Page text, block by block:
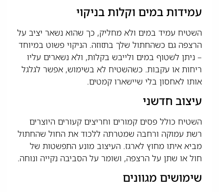
עמידות במים וקלות בניקוי
השטיח עמיד במים ולא מחליק, כך שהוא נשאר יציב על
הרצפה גם כשהחתול שלך בתזוזה. הניקוי פשוט במיוחד
– ניתן לשטוף במים ולייבש בקלות, ולא נשארים עליו
ריחות או עקבות. כשהשטיח לא בשימוש, אפשר לגלגל
אותו לאחסון בלי שיישארו קמטים.
עיצוב חדשני
השטיח כולל פסים קמורים וחריצים קעורים היוצרים
רשת עמוקה ורחבה שמטרתה ללכוד את החול שהחתול
מביא איתו מחוץ לארגז. העיצוב מונע התפשטות של
חול או שתן על הרצפה, ושומר על הסביבה נקייה ונוחה.
שימושים מגוונים